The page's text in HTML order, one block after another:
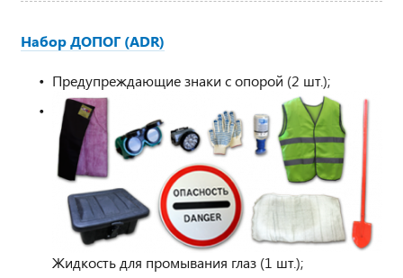
Набор ДОПОГ (ADR)
Предупреждающие знаки с опорой (2 шт.);
Жидкость для промывания глаз (1 шт.);